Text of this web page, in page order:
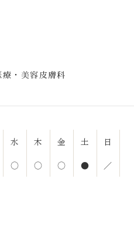
・美容皮膚科
水 木 金 土
日
○ ○ ○ ● ／